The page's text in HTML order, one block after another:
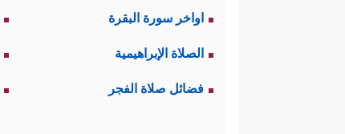
اواخر سورة البقرة
الصلاة الإبراهيمية
فضائل صلاة الفجر